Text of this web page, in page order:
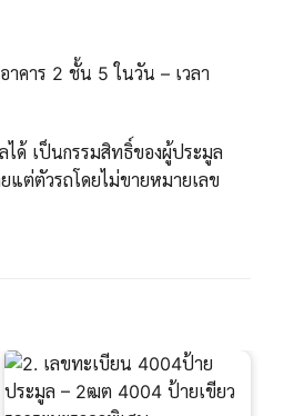
าคาร 2 ชั้น 5 ในวัน – เวลา
ด้ เป็นกรรมสิทธิ์ของผู้ประมูล
ต่ตัวรถโดยไม่ขายหมายเลข